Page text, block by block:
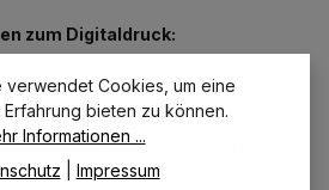
zum Digitaldruck:
Designs, Fotos und komplexe
Boden und den Seiten bei
verwendet Cookies, um eine
bieten zu können.
Informationen ...
Impressum